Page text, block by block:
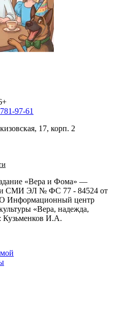
97-61
17, корп. 2
«Вера и Фома» —
СМИ ЭЛ № ФС 77 - 84524 от
Информационный центр
«Вера, надежда,
Кузьменков И.А.